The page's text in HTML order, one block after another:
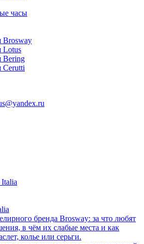
часы
Brosway
Lotus
Bering
Cerutti
бренда Brosway: за что любят
в чём их слабые места и как
колье или серьги.